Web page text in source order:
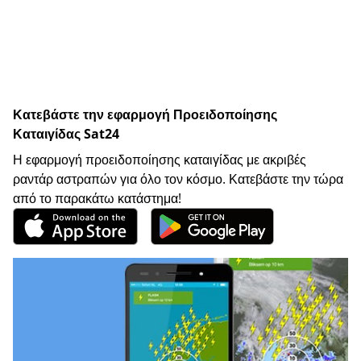
Κατεβάστε την εφαρμογή Προειδοποίησης
Καταιγίδας Sat24
Η εφαρμογή προειδοποίησης καταιγίδας με ακριβές
ραντάρ αστραπών για όλο τον κόσμο. Κατεβάστε την τώρα
από το παρακάτω κατάστημα!